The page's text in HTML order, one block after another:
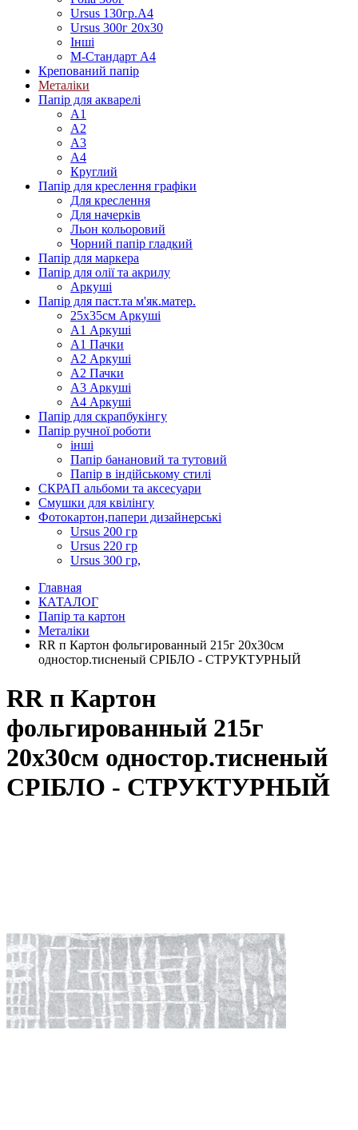
Ursus 130гр.А4
Ursus 300г 20х30
Інші
М-Стандарт А4
Крепований папір
Металіки
Папір для акварелі
А1
А2
А3
А4
Круглий
Папір для креслення графіки
Для креслення
Для начерків
Льон кольоровий
Чорний папір гладкий
Папір для маркера
Папір для олії та акрилу
Аркуші
Папір для паст.та м'як.матер.
25х35см Аркуші
А1 Аркуші
А1 Пачки
А2 Аркуші
А2 Пачки
А3 Аркуші
А4 Аркуші
Папір для скрапбукінгу
Папір ручної роботи
інші
Папір банановий та тутовий
Папір в індійському стилі
СКРАП альбоми та аксесуари
Смушки для квілінгу
Фотокартон,папери дизайнерські
Ursus 200 гр
Ursus 220 гр
Ursus 300 гр,
Главная
КАТАЛОГ
Папір та картон
Металіки
RR п Картон фольгированный 215г 20х30см
одностор.тисненый СРІБЛО - СТРУКТУРНЫЙ
RR п Картон
фольгированный 215г
20х30см одностор.тисненый
СРІБЛО - СТРУКТУРНЫЙ